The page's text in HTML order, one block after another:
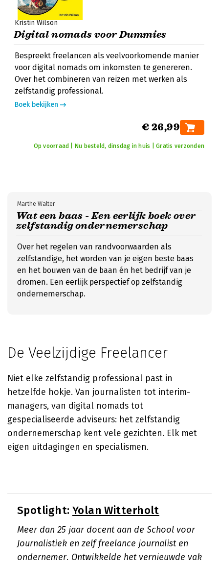
Kristin Wilson
Digital nomads voor Dummies
Bespreekt freelancen als veelvoorkomende manier
voor digital nomads om inkomsten te genereren.
Over het combineren van reizen met werken als
zelfstandig professional.
Boek bekijken
€ 26,99
Op voorraad | Nu besteld, dinsdag in huis | Gratis verzonden
Wat een baas - Een eerlijk boek over
zelfstandig ondernemerschap
Marthe Walter
Over het regelen van randvoorwaarden als
zelfstandige, het worden van je eigen beste baas
en het bouwen van de baan én het bedrijf van je
dromen. Een eerlijk perspectief op zelfstandig
ondernemerschap.
De Veelzijdige Freelancer
Niet elke zelfstandig professional past in
hetzelfde hokje. Van journalisten tot interim-
managers, van digital nomads tot
gespecialiseerde adviseurs: het zelfstandig
ondernemerschap kent vele gezichten. Elk met
eigen uitdagingen en specialismen.
Spotlight: Yolan Witterholt
Meer dan 25 jaar docent aan de School voor
Journalistiek en zelf freelance journalist en
ondernemer. Ontwikkelde het vernieuwde vak